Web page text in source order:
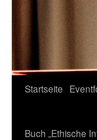
Zum
springen
Startseite
Buch „Ethische